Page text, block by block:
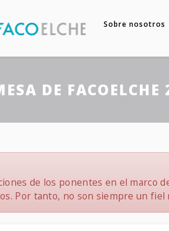
Sobre nosotros
DE FACOELCHE
de los ponentes en el marco
Por tanto, no son siempre un